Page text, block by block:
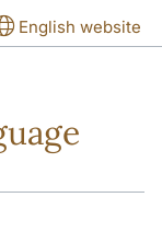
English website